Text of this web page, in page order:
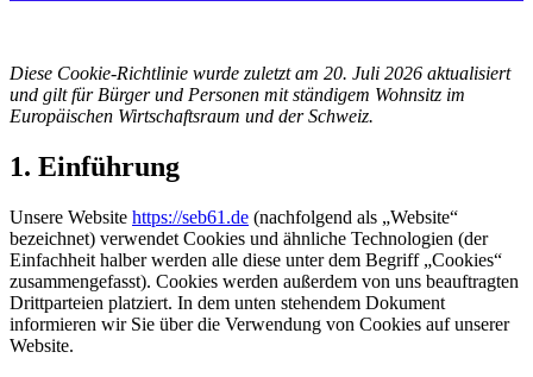
Diese Cookie-Richtlinie wurde zuletzt am 20. Juli 2026 aktualisiert
und gilt für Bürger und Personen mit ständigem Wohnsitz im
Europäischen Wirtschaftsraum und der Schweiz.
1. Einführung
Unsere Website https://seb61.de (nachfolgend als „Website“
bezeichnet) verwendet Cookies und ähnliche Technologien (der
Einfachheit halber werden alle diese unter dem Begriff „Cookies“
zusammengefasst). Cookies werden außerdem von uns beauftragten
Drittparteien platziert. In dem unten stehendem Dokument
informieren wir Sie über die Verwendung von Cookies auf unserer
Website.